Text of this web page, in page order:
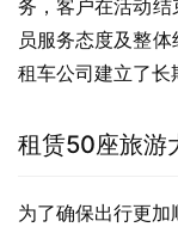
务，客户在活动
员服务态度及整
租车公司建立了长
租赁50座旅游
为了确保出行更加